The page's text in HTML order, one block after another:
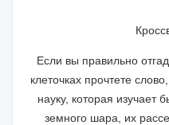
Если вы правильно
клеточках прочтете
науку, ко­торая изучает
земного шара, их